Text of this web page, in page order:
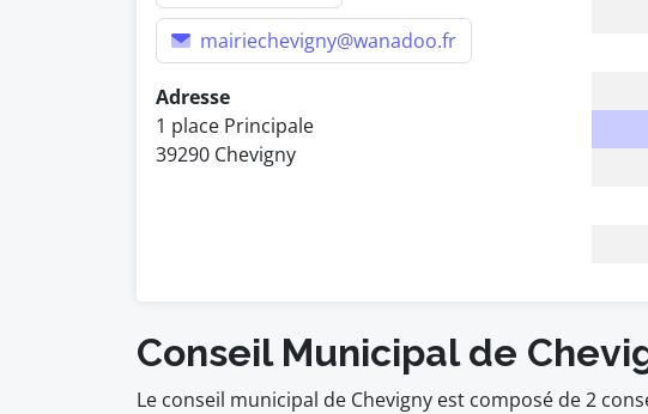
mairiechevigny@wanadoo.fr
Adresse
1 place Principale
39290 Chevigny
Conseil Municipal de
Le conseil municipal de Chevigny est composé de 2